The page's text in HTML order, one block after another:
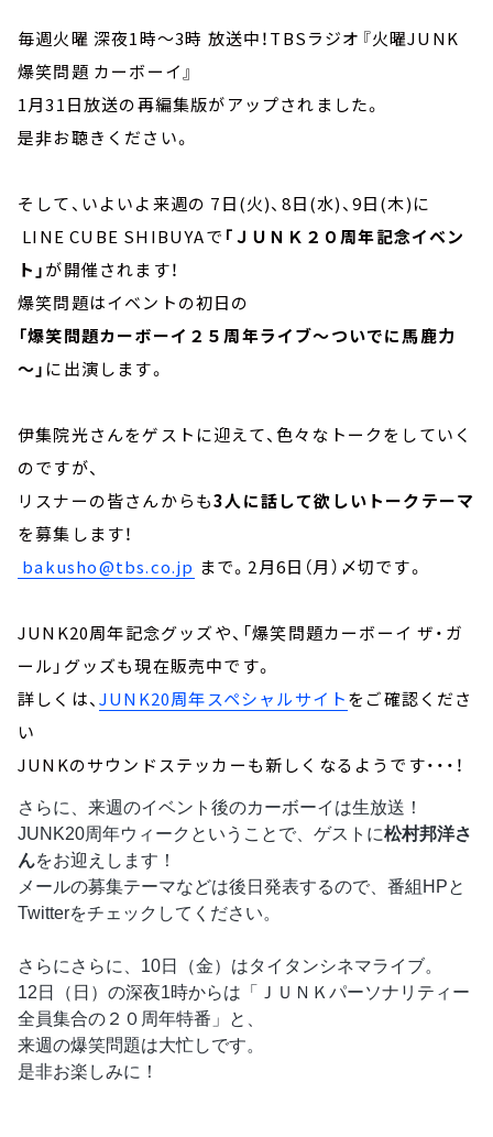
毎週火曜 深夜1時～3時 放送中！TBSラジオ『火曜JUNK
爆笑問題 カーボーイ』
1月31日放送の再編集版がアップされました。
是非お聴きください。
そして、いよいよ来週の 7日(火)、8日(水)、9日(木)に
LINE CUBE SHIBUYAで 「ＪＵＮＫ２０周年記念イベン
ト」が開催されます！
爆笑問題はイベントの初日の
「爆笑問題カーボーイ２５周年ライブ～ついでに馬鹿力
～」 に出演します。
伊集院光さんをゲストに迎えて、色々なトークをしていく
のですが、
リスナーの皆さんからも3人に話して欲しいトークテーマ
を募集します！
bakusho@tbs.co.jp まで。2月6日（月）〆切です。
JUNK20周年記念グッズや、「爆笑問題カーボーイ ザ・ガ
ール」グッズも現在販売中です。
詳しくは、JUNK20周年スペシャルサイトをご確認くださ
い
JUNKのサウンドステッカーも新しくなるようです・・・！
さらに、来週のイベント後のカーボーイは生放送！
JUNK20周年ウィークということで、ゲストに松村邦洋さ
んをお迎えします！
メールの募集テーマなどは後日発表するので、番組HPと
Twitterをチェックしてください。
さらにさらに、10日（金）はタイタンシネマライブ。
12日（日）の深夜1時からは「ＪＵＮＫパーソナリティー
全員集合の２０周年特番」と、
来週の爆笑問題は大忙しです。
是非お楽しみに！